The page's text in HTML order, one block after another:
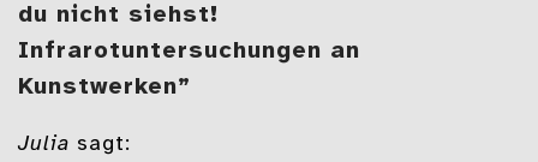
du nicht siehst!
Infrarotuntersuchungen an
Kunstwerken”
Julia sagt: